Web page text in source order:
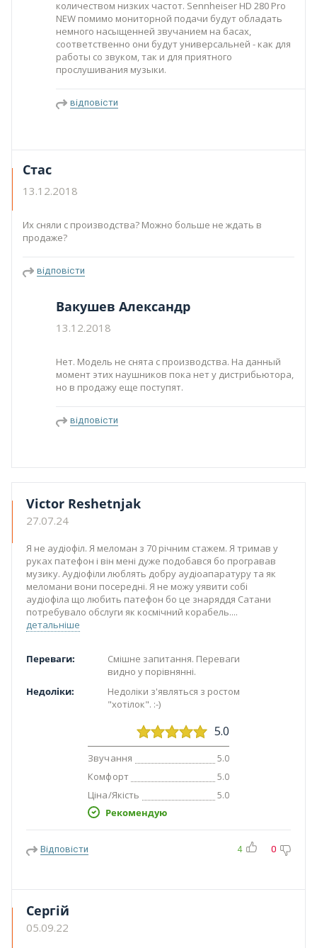
количеством низких частот. Sennheiser HD 280 Pro
NEW помимо мониторной подачи будут обладать
немного насыщенней звучанием на басах,
соответственно они будут универсальней - как для
работы со звуком, так и для приятного
прослушивания музыки.
відповісти
Стас
13.12.2018
Их сняли с производства? Можно больше не ждать в
продаже?
відповісти
Вакушев Александр
13.12.2018
Нет. Модель не снята с производства. На данный
момент этих наушников пока нет у дистрибьютора,
но в продажу еще поступят.
відповісти
Victor Reshetnjak
27.07.24
Я не аудіофіл. Я меломан з 70 річним стажем. Я тримав у
руках патефон і він мені дуже подобався бо програвав
музику. Аудіофіли люблять добру аудіоапаратуру та як
меломани вони посередні. Я не можу уявити собі
аудіофіла що любить патефон бо це знаряддя Сатани
потребувало обслуги як космічний корабель.
детальніше
Переваги:
Смішне запитання. Переваги
видно у порівнянні.
Недоліки:
Недоліки з'являться з ростом
"хотілок". :-)
5.0
Звучання 5.0
Комфорт 5.0
Ціна/Якість 5.0
Рекомендую
Відповісти 4 0
Сергій
05.09.22